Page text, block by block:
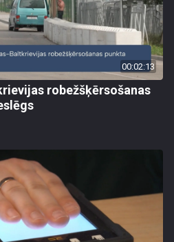
00:02:13
robežšķērsošanas